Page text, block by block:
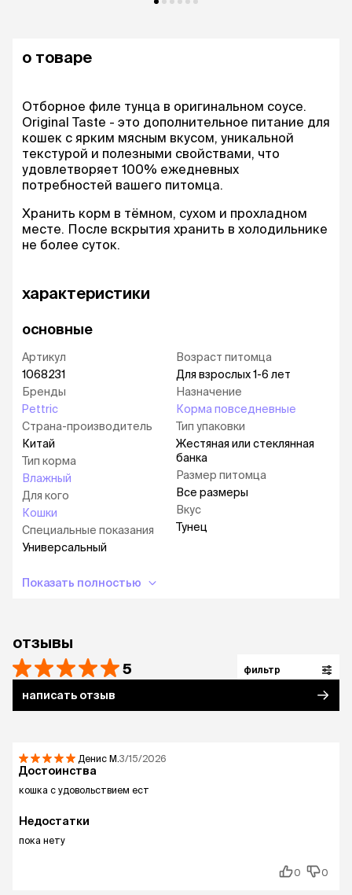
о товаре
Отборное филе тунца в оригинальном соусе.
Original Taste - это дополнительное питание для
кошек с ярким мясным вкусом, уникальной
текстурой и полезными свойствами, что
удовлетворяет 100% ежедневных
потребностей вашего питомца.
Хранить корм в тёмном, сухом и прохладном
месте. После вскрытия хранить в холодильнике
не более суток.
характеристики
основные
Артикул
1068231
Бренды
Pettric
Страна-производитель
Китай
Тип корма
Влажный
Для кого
Кошки
Специальные показания
Универсальный
Возраст питомца
Для взрослых 1-6 лет
Назначение
Корма повседневные
Тип упаковки
Жестяная или стеклянная
банка
Размер питомца
Все размеры
Вкус
Тунец
Показать полностью
отзывы
5 фильтр
написать отзыв
Денис М. 3/15/2026
Достоинства
кошка с удовольствием ест
Недостатки
пока нету
0 0